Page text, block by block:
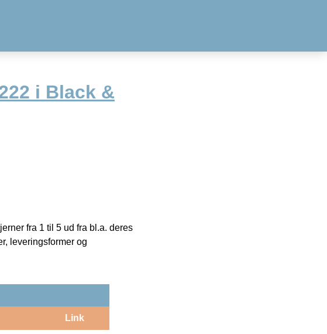
i Black &
fra 1 til 5 ud fra bl.a. deres
leveringsformer og
Link